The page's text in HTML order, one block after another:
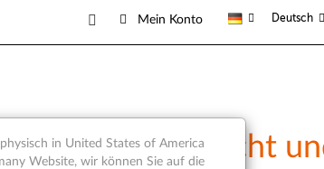
Mein Konto Deutsch
– Übersicht
in United States of America
Website, wir können Sie auf die